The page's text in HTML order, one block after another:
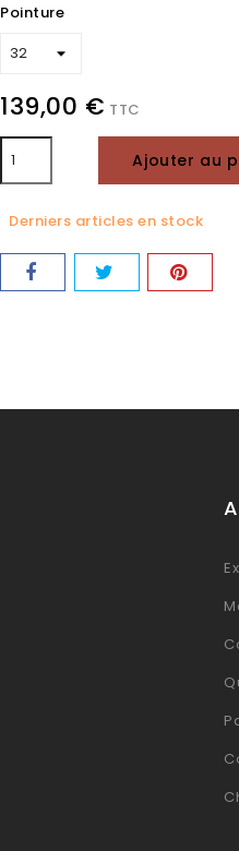
Pointure
139,00 € TTC
Ajouter au
Derniers articles en stock